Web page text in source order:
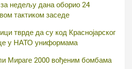
недељу дана оборио 24
тактиком заседе
тврде да су код Краснојарског
у НАТО униформама
Мираге 2000 вођеним бомбама